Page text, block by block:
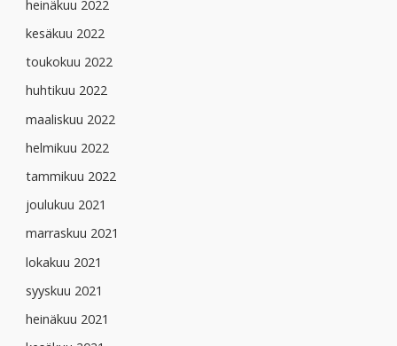
heinäkuu 2022
kesäkuu 2022
toukokuu 2022
huhtikuu 2022
maaliskuu 2022
helmikuu 2022
tammikuu 2022
joulukuu 2021
marraskuu 2021
lokakuu 2021
syyskuu 2021
heinäkuu 2021